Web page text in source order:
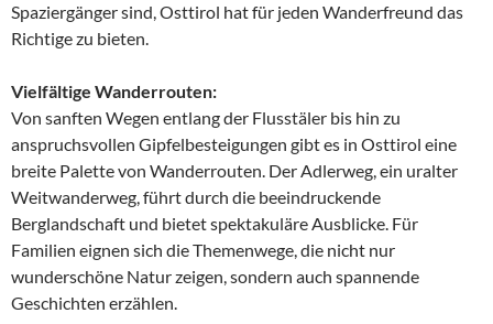
Spaziergänger sind, Osttirol hat für jeden Wanderfreund das
Richtige zu bieten.
Vielfältige Wanderrouten:
Von sanften Wegen entlang der Flusstäler bis hin zu
anspruchsvollen Gipfelbesteigungen gibt es in Osttirol eine
breite Palette von Wanderrouten. Der Adlerweg, ein uralter
Weitwanderweg, führt durch die beeindruckende
Berglandschaft und bietet spektakuläre Ausblicke. Für
Familien eignen sich die Themenwege, die nicht nur
wunderschöne Natur zeigen, sondern auch spannende
Geschichten erzählen.